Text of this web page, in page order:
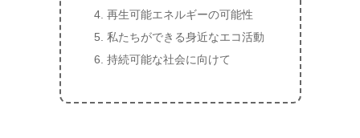
再生可能エネルギーの可能性
私たちができる身近なエコ活動
持続可能な社会に向けて